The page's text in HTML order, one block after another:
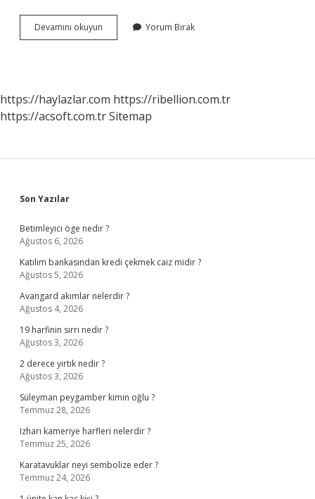
Devamını okuyun Astronomi
Hangi
Yorum Bırak
https://haylazlar.com https://ribellion.com.tr
https://acsoft.com.trSitemap
Sidebar
Son Yazılar
Betimleyici öge nedir ?
Ağustos 6, 2026
Katılım bankasından kredi çekmek caiz midir ?
Ağustos 5, 2026
Avangard akımlar nelerdir ?
Ağustos 4, 2026
19 harfinin sırrı nedir ?
Ağustos 3, 2026
2 derece yırtık nedir ?
Ağustos 3, 2026
Süleyman peygamber kimin oğlu ?
Temmuz 28, 2026
Izharı kameriye harfleri nelerdir ?
Temmuz 25, 2026
Karatavuklar neyi sembolize eder ?
Temmuz 24, 2026